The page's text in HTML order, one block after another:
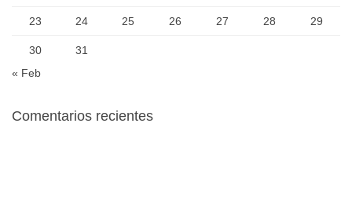
23 24 25 26 27 28 29
30
31
« Feb
Comentarios recientes